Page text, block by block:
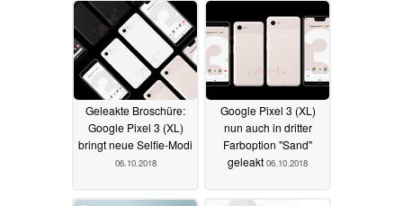
Geleakte Broschüre:
Google Pixel 3 (XL)
bringt neue Selfie-Modi
06.10.2018
Google Pixel 3 (XL)
nun auch in dritter
Farboption "Sand"
geleakt 06.10.2018